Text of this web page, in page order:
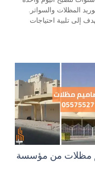
المظلات والسواتر.
إلى تلبية احتياجات
مظلات من مؤسسة